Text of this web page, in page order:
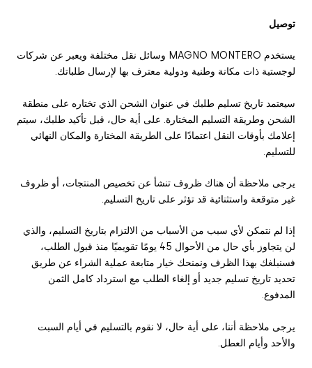
توصيل
يستخدم MAGNO MONTERO وسائل نقل مختلفة ويعبر عن شركات
لوجستية ذات مكانة وطنية ودولية معترف بها لإرسال طلباتك.
سيعتمد تاريخ تسليم طلبك في عنوان الشحن الذي تختاره على منطقة
الشحن وطريقة التسليم المختارة. على أية حال، قبل تأكيد طلبك، سيتم
إعلامك بأوقات النقل اعتمادًا على الطريقة المختارة والمكان النهائي
للتسليم.
يرجى ملاحظة أن هناك ظروف تنشأ عن تخصيص المنتجات، أو ظروف
غير متوقعة واستثنائية قد تؤثر على تاريخ التسليم.
إذا لم نتمكن لأي سبب من الأسباب من الالتزام بتاريخ التسليم، والذي
لن يتجاوز بأي حال من الأحوال 45 يومًا تقويميًا منذ قبول الطلب،
فسنبلغك بهذا الظرف ونمنحك خيار متابعة عملية الشراء عن طريق
تحديد تاريخ تسليم جديد أو إلغاء الطلب مع استرداد كامل الثمن
المدفوع.
يرجى ملاحظة أننا، على أية حال، لا نقوم بالتسليم في أيام السبت
والأحد وأيام العطل.